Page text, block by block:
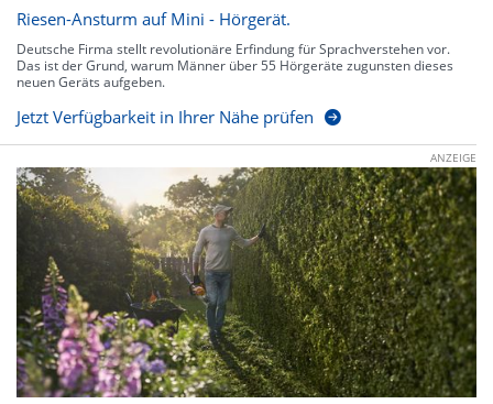
Riesen-Ansturm auf Mini - Hörgerät.
Deutsche Firma stellt revolutionäre Erfindung für Sprachverstehen vor.
Das ist der Grund, warum Männer über 55 Hörgeräte zugunsten dieses
neuen Geräts aufgeben.
Jetzt Verfügbarkeit in Ihrer Nähe prüfen
ANZEIGE